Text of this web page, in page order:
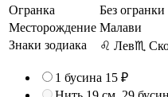
Огранка
Без огранки
Месторождение Малави
Знаки зодиака
♌ Лев♏
1 бусина 15 ₽